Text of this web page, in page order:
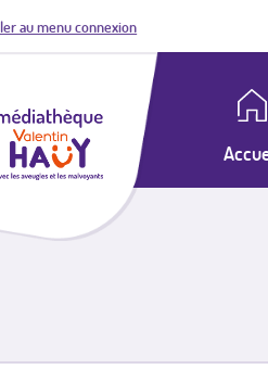
au menu connexion